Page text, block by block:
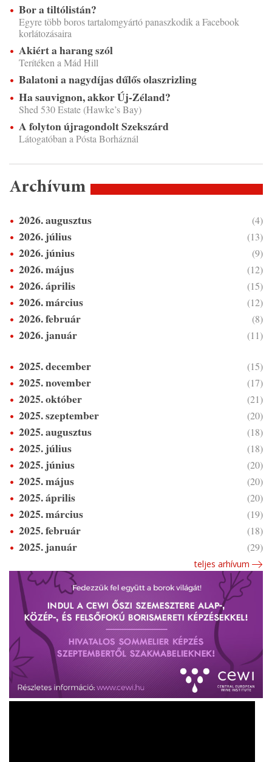
Bor a tiltólistán?
Egyre több boros tartalomgyártó panaszkodik a Facebook
korlátozásaira
Akiért a harang szól
Terítéken a Mád Hill
Balatoni a nagydíjas dűlős olaszrizling
Ha sauvignon, akkor Új-Zéland?
Shed 530 Estate (Hawke’s Bay)
A folyton újragondolt Szekszárd
Látogatóban a Pósta Borháznál
Archívum
2026. augusztus (4)
2026. július (13)
2026. június (9)
2026. május (12)
2026. április (15)
2026. március (12)
2026. február (8)
2026. január (11)
2025. december (15)
2025. november (17)
2025. október (21)
2025. szeptember (20)
2025. augusztus (18)
2025. július (18)
2025. június (20)
2025. május (20)
2025. április (20)
2025. március (19)
2025. február (18)
2025. január (29)
teljes arhívum